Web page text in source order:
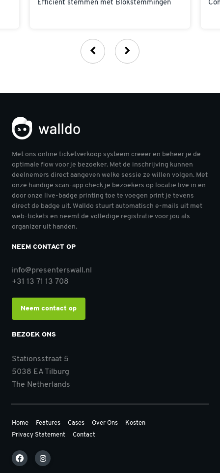
Efficiënt stemmen met Blokstemmingen
Met ons online ticketverkoop systeem creëer en beheer je de
optimale flow voor je bezoeker. Met de inschrijving kunnen
deelnemers direct aangeven welke sessie ze willen volgen. Met
onze handige scan-app check je bezoekers op locatie live in en
door onze live-badge printing toe te voegen print je tevens
direct de badge uit. Walldo stuurt automatisch e-mails uit met
web-tickets en neemt de volledige registratie voor jou als
organizer uit handen.
NEEM CONTACT OP
info@presenterswall.nl
+31 13 71 13 708
Neem contact op
BEZOEK ONS
Stationsstraat 5
5038 EA Tilburg
The Netherlands
Home Features Cases Over Ons
Kosten
Privacy Statement
Contact